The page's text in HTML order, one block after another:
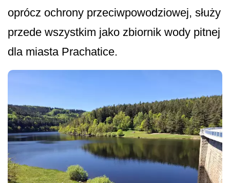
oprócz ochrony przeciwpowodziowej, służy
przede wszystkim jako zbiornik wody pitnej
dla miasta Prachatice.